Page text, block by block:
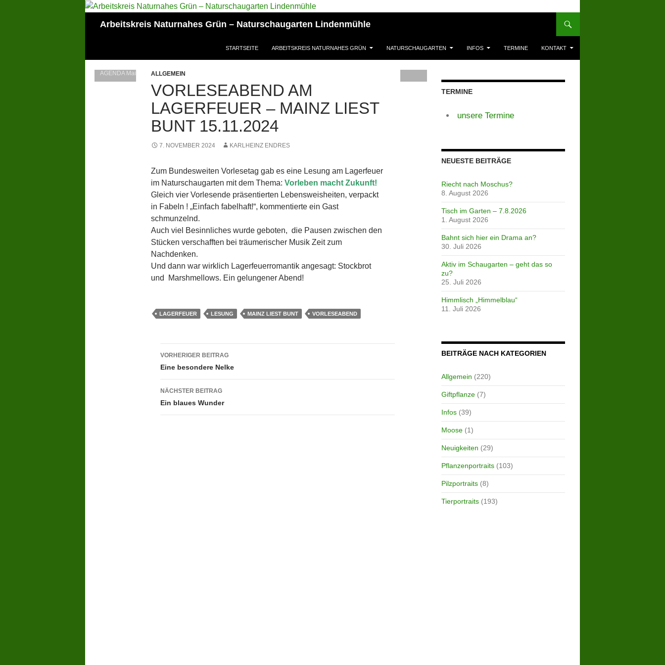
Arbeitskreis Naturnahes Grün – Naturschaugarten Lindenmühle
STARTSEITE ARBEITSKREIS NATURNAHES GRÜN NATURSCHAUGARTEN INFOS TERMINE KONTAKT
ALLGEMEIN
VORLESEABEND AM
LAGERFEUER – MAINZ LIEST
BUNT 15.11.2024
7. NOVEMBER 2024 KARLHEINZ ENDRES
Zum Bundesweiten Vorlesetag gab es eine Lesung am Lagerfeuer
im Naturschaugarten mit dem Thema: Vorleben macht Zukunft!
Gleich vier Vorlesende präsentierten Lebensweisheiten, verpackt
in Fabeln ! „Einfach fabelhaft!“, kommentierte ein Gast
schmunzelnd.
Auch viel Besinnliches wurde geboten, die Pausen zwischen den
Stücken verschafften bei träumerischer Musik Zeit zum
Nachdenken.
Und dann war wirklich Lagerfeuerromantik angesagt: Stockbrot
und Marshmellows. Ein gelungener Abend!
LAGERFEUER LESUNG MAINZ LIEST BUNT VORLESEABEND
Beitragsnavigation
VORHERIGER BEITRAG
Eine besondere Nelke
NÄCHSTER BEITRAG
Ein blaues Wunder
TERMINE
unsere Termine
NEUESTE BEITRÄGE
Riecht nach Moschus?
8. August 2026
Tisch im Garten – 7.8.2026
1. August 2026
Bahnt sich hier ein Drama an?
30. Juli 2026
Aktiv im Schaugarten – geht das so
zu?
25. Juli 2026
Himmlisch „Himmelblau“
11. Juli 2026
BEITRÄGE NACH KATEGORIEN
Allgemein (220)
Giftpflanze(7)
Infos(39)
Moose(1)
Neuigkeiten (29)
Pflanzenportraits(103)
Pilzportraits(8)
Tierportraits(193)
AGENDA Mainz